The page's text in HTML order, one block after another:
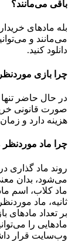
باقی می‌مانند؟
بله مادهای
می‌مانند و
دانلود کنید.
چرا بازی
در حال حاضر
صورت قانونی
هزینه دارد و
چرا ماد
روند ماد گذاری
می‌شود، بدان
ماد کلاب، اسم
ثانیه، ماد
بر تعداد مادهای
مادهایی را
وب‌سایت قرار